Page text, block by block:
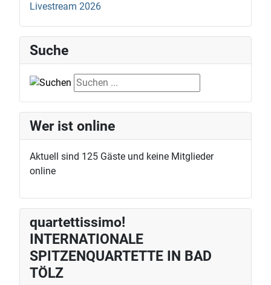
Livestream 2026
Suche
Suche
Wer ist online
Aktuell sind 125 Gäste und keine Mitglieder
online
quartettissimo!
INTERNATIONALE
SPITZENQUARTETTE IN BAD
TÖLZ